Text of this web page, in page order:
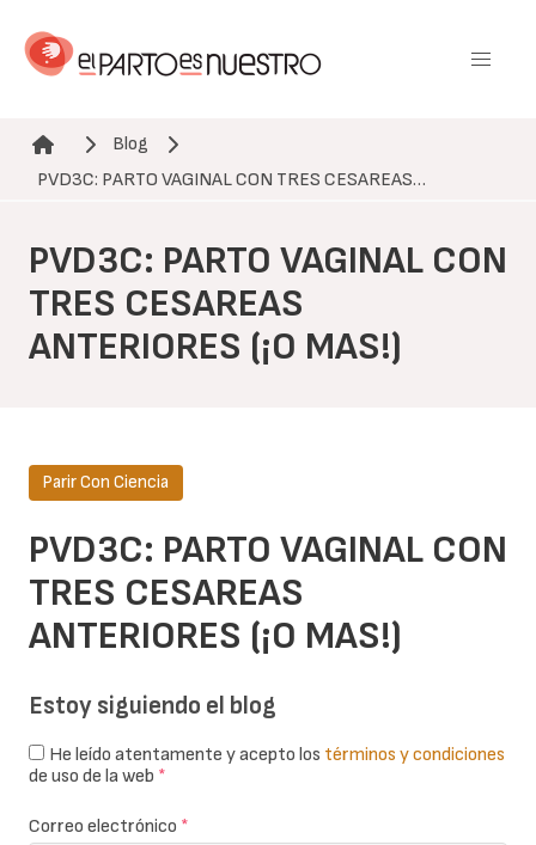
contenido
Ruta de navegación
Blog
PVD3C: PARTO VAGINAL CON TRES CESAREAS…
PVD3C: PARTO VAGINAL CON
TRES CESAREAS
ANTERIORES (¡O MAS!)
PVD3C: PARTO VAGINAL CON
TRES CESAREAS
ANTERIORES (¡O MAS!)
Parir Con Ciencia
Estoy siguiendo el blog
He leído atentamente y acepto los términos y condiciones
de uso de la web *
Correo electrónico *